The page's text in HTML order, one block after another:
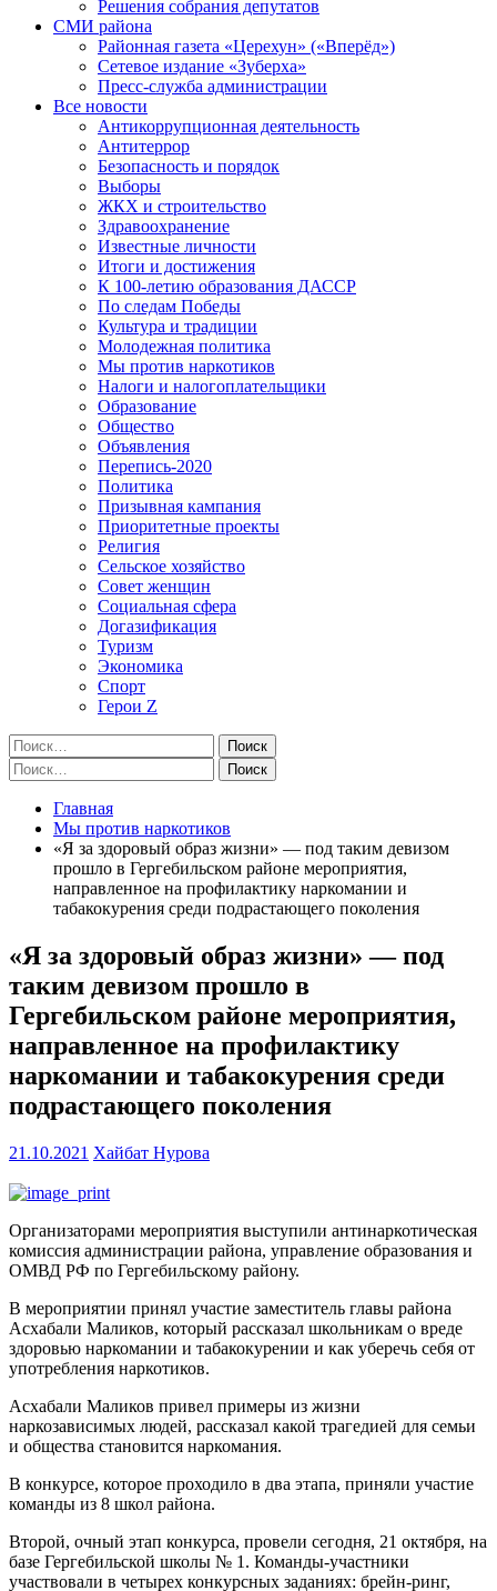
Решения собрания депутатов
СМИ района
Районная газета «Церехун» («Вперёд»)
Сетевое издание «Зуберха»
Пресс-служба администрации
Все новости
Антикоррупционная деятельность
Антитеррор
Безопасность и порядок
Выборы
ЖКХ и строительство
Здравоохранение
Известные личности
Итоги и достижения
К 100-летию образования ДАССР
По следам Победы
Культура и традиции
Молодежная политика
Мы против наркотиков
Налоги и налогоплательщики
Образование
Общество
Объявления
Перепись-2020
Политика
Призывная кампания
Приоритетные проекты
Религия
Сельское хозяйство
Совет женщин
Социальная сфера
Догазификация
Туризм
Экономика
Спорт
Герои Z
Найти:
Найти:
Главная
Мы против наркотиков
«Я за здоровый образ жизни» — под таким девизом
прошло в Гергебильском районе мероприятия,
направленное на профилактику наркомании и
табакокурения среди подрастающего поколения
«Я за здоровый образ жизни» — под
таким девизом прошло в
Гергебильском районе мероприятия,
направленное на профилактику
наркомании и табакокурения среди
подрастающего поколения
21.10.2021 Хайбат Нурова
Организаторами мероприятия выступили антинаркотическая
комиссия администрации района, управление образования и
ОМВД РФ по Гергебильскому району.
В мероприятии принял участие заместитель главы района
Асхабали Маликов, который рассказал школьникам о вреде
здоровью наркомании и табакокурении и как уберечь себя от
употребления наркотиков.
Асхабали Маликов привел примеры из жизни
наркозависимых людей, рассказал какой трагедией для семьи
и общества становится наркомания.
В конкурсе, которое проходило в два этапа, приняли участие
команды из 8 школ района.
Второй, очный этап конкурса, провели сегодня, 21 октября, на
базе Гергебильской школы № 1. Команды-участники
участвовали в четырех конкурсных заданиях: брейн-ринг,